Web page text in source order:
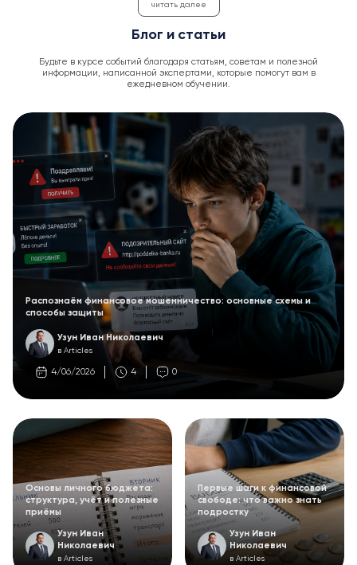
читать далее
Блог и статьи
Будьте в курсе событий благодаря статьям, советам и полезной
информации, написанной экспертами, которые помогут вам в
ежедневном обучении.
Распознаём финансовое мошенничество: основные схемы и
способы защиты
Узун Иван Николаевич
в Articles
4/06/2026 4 0
Основы личного бюджета:
структура, учёт и полезные
приёмы
Узун Иван
Николаевич
в Articles
Первые шаги к финансовой
свободе: что важно знать
подростку
Узун Иван
Николаевич
в Articles